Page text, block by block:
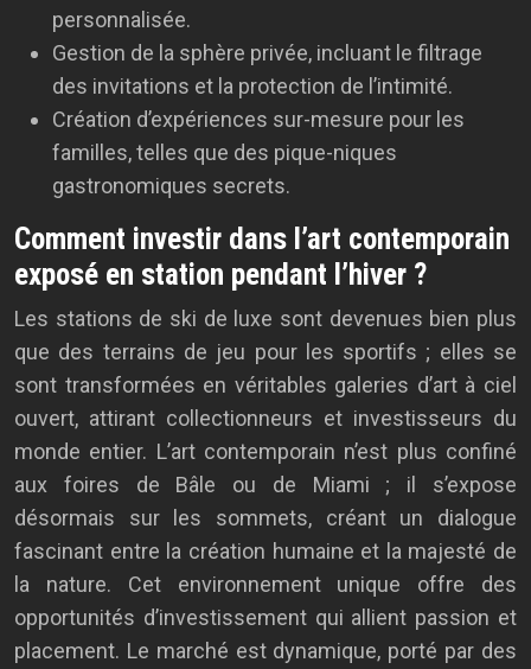
personnalisée.
Gestion de la sphère privée, incluant le filtrage
des invitations et la protection de l’intimité.
Création d’expériences sur-mesure pour les
familles, telles que des pique-niques
gastronomiques secrets.
Comment investir dans l’art contemporain
exposé en station pendant l’hiver ?
Les stations de ski de luxe sont devenues bien plus
que des terrains de jeu pour les sportifs ; elles se
sont transformées en véritables galeries d’art à ciel
ouvert, attirant collectionneurs et investisseurs du
monde entier. L’art contemporain n’est plus confiné
aux foires de Bâle ou de Miami ; il s’expose
désormais sur les sommets, créant un dialogue
fascinant entre la création humaine et la majesté de
la nature. Cet environnement unique offre des
opportunités d’investissement qui allient passion et
placement. Le marché est dynamique, porté par des